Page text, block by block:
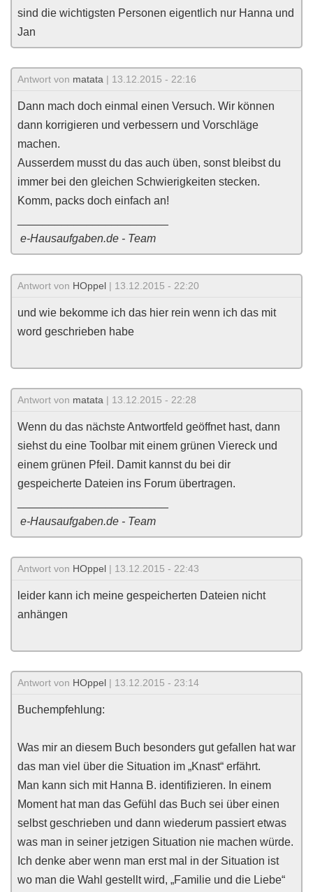
sind die wichtigsten Personen eigentlich nur Hanna und
Jan
Antwort von matata | 13.12.2015 - 22:16
Dann mach doch einmal einen Versuch. Wir können
dann korrigieren und verbessern und Vorschläge
machen.
Ausserdem musst du das auch üben, sonst bleibst du
immer bei den gleichen Schwierigkeiten stecken.
Komm, packs doch einfach an!
e-Hausaufgaben.de - Team
Antwort von HOppel | 13.12.2015 - 22:20
und wie bekomme ich das hier rein wenn ich das mit
word geschrieben habe
Antwort von matata | 13.12.2015 - 22:28
Wenn du das nächste Antwortfeld geöffnet hast, dann
siehst du eine Toolbar mit einem grünen Viereck und
einem grünen Pfeil. Damit kannst du bei dir
gespeicherte Dateien ins Forum übertragen.
e-Hausaufgaben.de - Team
Antwort von HOppel | 13.12.2015 - 22:43
leider kann ich meine gespeicherten Dateien nicht
anhängen
Antwort von HOppel | 13.12.2015 - 23:14
Buchempfehlung:
Was mir an diesem Buch besonders gut gefallen hat war
das man viel über die Situation im „Knast“ erfährt.
Man kann sich mit Hanna B. identifizieren. In einem
Moment hat man das Gefühl das Buch sei über einen
selbst geschrieben und dann wiederum passiert etwas
was man in seiner jetzigen Situation nie machen würde.
Ich denke aber wenn man erst mal in der Situation ist
wo man die Wahl gestellt wird, „Familie und die Liebe“